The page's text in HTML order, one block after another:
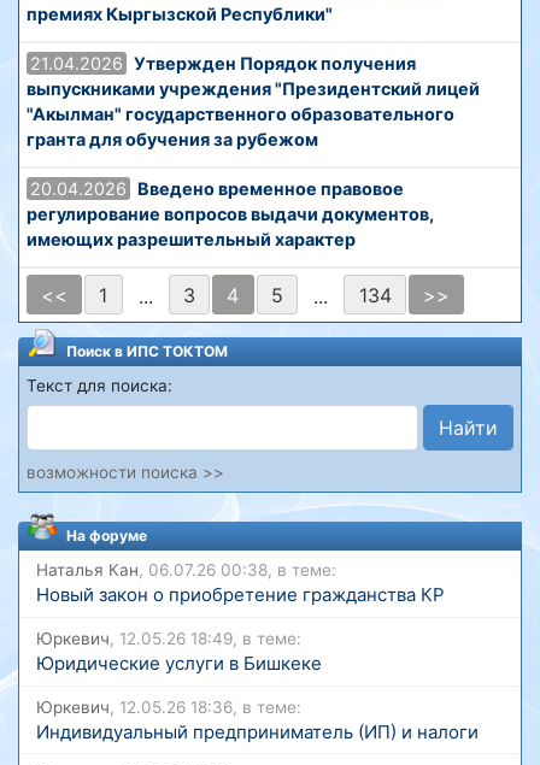
премиях Кыргызской Республики"
21.04.2026 Утвержден Порядок получения
выпускниками учреждения "Президентский лицей
"Акылман" государственного образовательного
гранта для обучения за рубежом
20.04.2026
Введено временное правовое
регулирование вопросов выдачи документов,
имеющих разрешительный характер
<< 1 ... 3 4 5 ... 134 >>
Поиск в ИПС ТОКТОМ
Текст для поиска:
Найти
возможности поиска >>
На форуме
Наталья Кан, 06.07.26 00:38, в теме:
Новый закон о приобретение гражданства КР
Юркевич, 12.05.26 18:49, в теме:
Юридические услуги в Бишкеке
Юркевич, 12.05.26 18:36, в теме:
Индивидуальный предприниматель (ИП) и налоги